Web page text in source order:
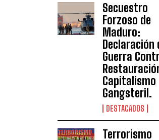
Secuestro
Forzoso de
Maduro:
Declaración
Guerra
Capitalismo
Gangsteril.
DESTACADOS
Terrorismo